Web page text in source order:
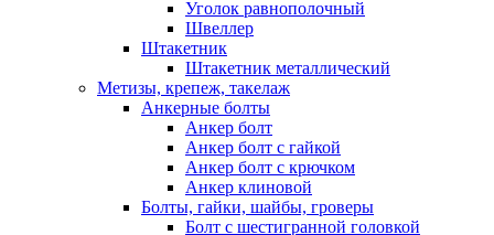
Уголок равнополочный
Швеллер
Штакетник
Штакетник металлический
Метизы, крепеж, такелаж
Анкерные болты
Анкер болт
Анкер болт с гайкой
Анкер болт с крючком
Анкер клиновой
Болты, гайки, шайбы, гроверы
Болт c шестигранной головкой